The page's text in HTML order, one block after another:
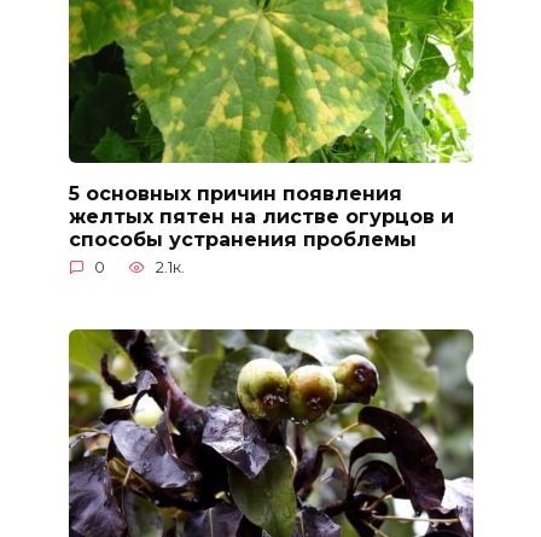
5 основных причин появления
желтых пятен на листве огурцов и
способы устранения проблемы
0 2.1к.